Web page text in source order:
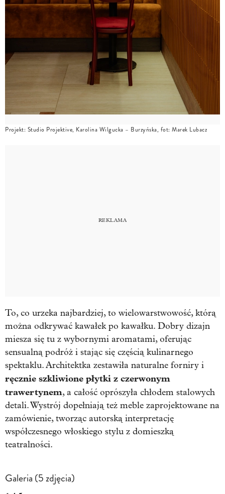
Projekt: Studio Projektive, Karolina Wilgucka – Burzyńska, fot: Marek Lubacz
To, co urzeka najbardziej, to wielowarstwowość, którą
można odkrywać kawałek po kawałku. Dobry dizajn
miesza się tu z wybornymi aromatami, oferując
sensualną podróż i stając się częścią kulinarnego
spektaklu. Architektka zestawiła naturalne forniry i
ręcznie szkliwione płytki z czerwonym
trawertynem, a całość oprószyła chłodem stalowych
detali. Wystrój dopełniają też meble zaprojektowane na
zamówienie, tworząc autorską interpretację
współczesnego włoskiego stylu z domieszką
teatralności.
Galeria (5 zdjęcia)